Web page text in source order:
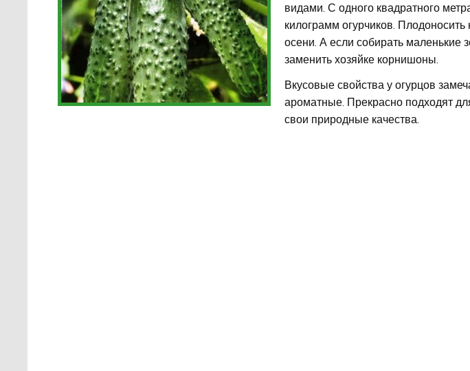
видами. С одного квадратного
килограмм огурчиков. Плодоносить
осени. А если собирать маленькие
заменить хозяйке корнишоны.
Вкусовые свойства у огурцов
ароматные. Прекрасно подходят
свои природные качества.